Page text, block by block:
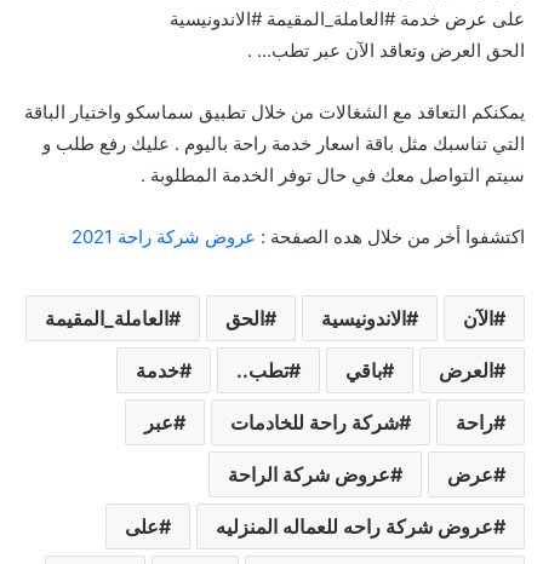
على عرض خدمة #العاملة_المقيمة #الاندونيسية
الحق العرض وتعاقد الآن عبر تطب… .
يمكنكم التعاقد مع الشغالات من خلال تطبيق سماسكو واختيار الباقة
التي تناسبك مثل باقة اسعار خدمة راحة باليوم . عليك رفع طلب و
سيتم التواصل معك في حال توفر الخدمة المطلوبة .
اكتشفوا أخر من خلال هده الصفحة : عروض شركة راحة 2021
الآن الاندونيسية الحق العاملة_المقيمة
العرض باقي تطب.. خدمة
راحة شركة راحة للخادمات عبر
عرض عروض شركة الراحة
عروض شركة راحه للعماله المنزليه على